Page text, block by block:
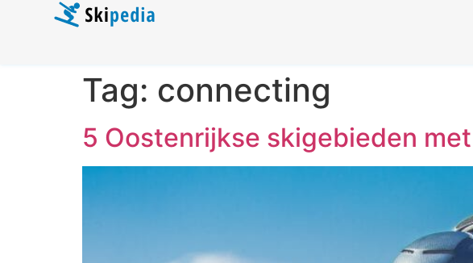
Tag: connecting
5 Oostenrijkse skigebieden